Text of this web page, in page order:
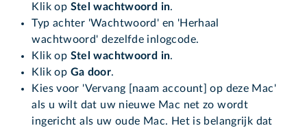
Klik op Stel wachtwoord in.
Typ achter 'Wachtwoord' en 'Herhaal
wachtwoord' dezelfde inlogcode.
Klik op Stel wachtwoord in.
Klik op Ga door.
Kies voor 'Vervang [naam account] op deze Mac'
als u wilt dat uw nieuwe Mac net zo wordt
ingericht als uw oude Mac. Het is belangrijk dat